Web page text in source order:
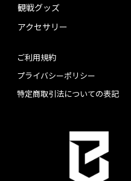
観戦グッズ
アクセサリー
ご利用規約
プライバシーポリシー
特定商取引法についての表記